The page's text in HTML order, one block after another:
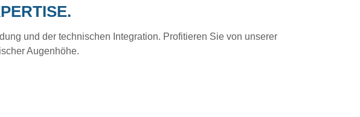
und der technischen Integration. Profitieren Sie von unserer
Augenhöhe.